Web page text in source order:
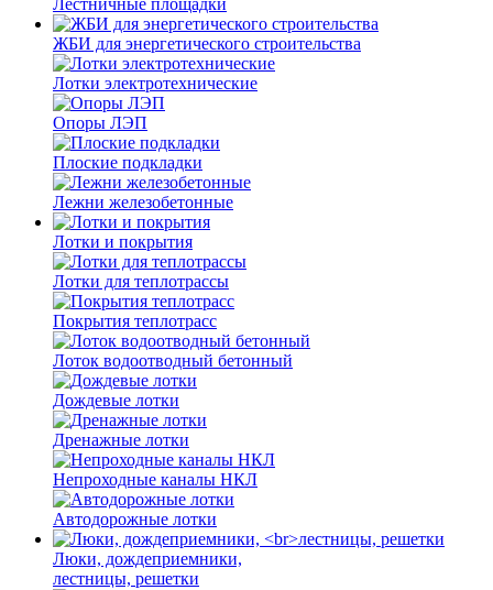
Лестничные площадки
ЖБИ для энергетического строительства
Лотки электротехнические
Опоры ЛЭП
Плоские подкладки
Лежни железобетонные
Лотки и покрытия
Лотки для теплотрассы
Покрытия теплотрасс
Лоток водоотводный бетонный
Дождевые лотки
Дренажные лотки
Непроходные каналы НКЛ
Автодорожные лотки
Люки, дождеприемники,
лестницы, решетки